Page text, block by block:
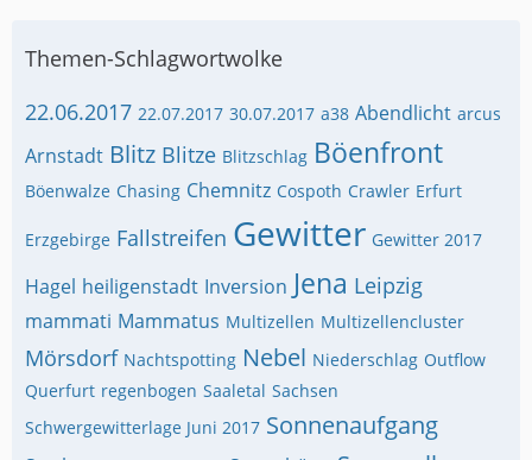
Themen-Schlagwortwolke
22.06.2017 22.07.2017 30.07.2017 a38 Abendlicht arcus
Arnstadt Blitz Blitze Blitzschlag Böenfront
Böenwalze Chasing Chemnitz Cospoth Crawler Erfurt
Erzgebirge Fallstreifen Gewitter Gewitter 2017
Hagel heiligenstadt Inversion Jena Leipzig
mammati Mammatus Multizellen Multizellencluster
Mörsdorf Nachtspotting Nebel Niederschlag Outflow
Querfurt regenbogen Saaletal Sachsen
Schwergewitterlage Juni 2017 Sonnenaufgang